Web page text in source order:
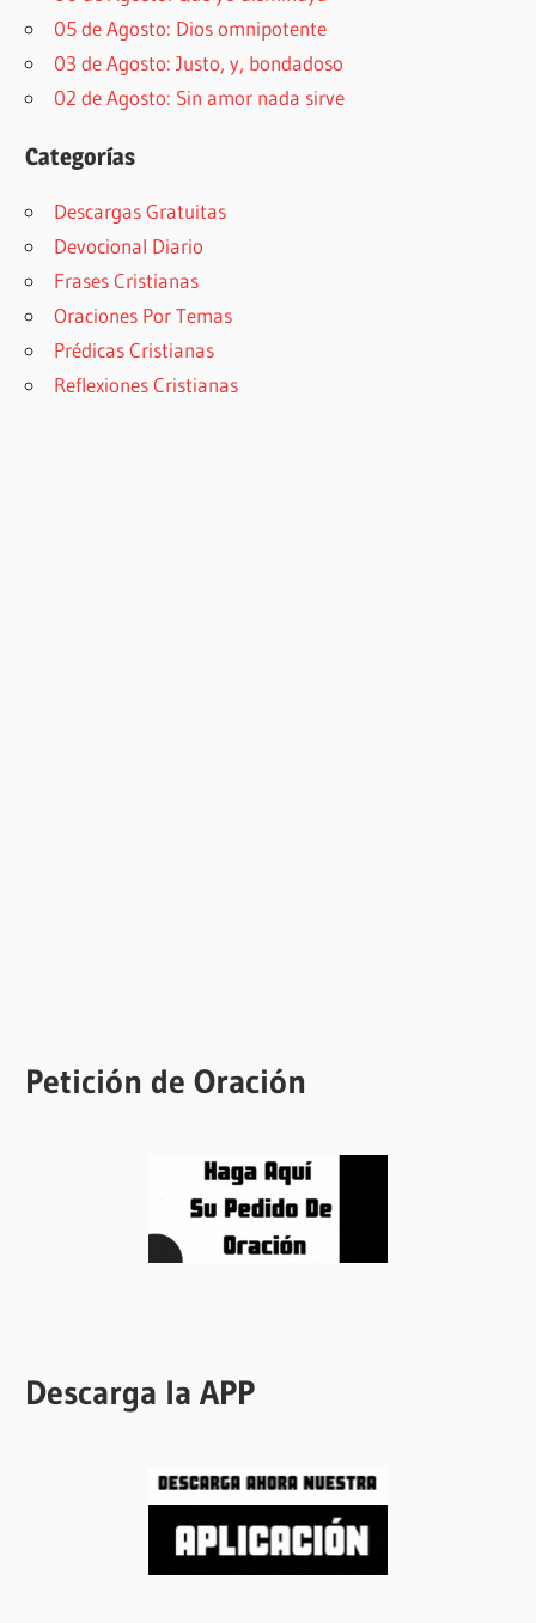
05 de Agosto: Dios omnipotente
03 de Agosto: Justo, y, bondadoso
02 de Agosto: Sin amor nada sirve
Categorías
Descargas Gratuitas
Devocional Diario
Frases Cristianas
Oraciones Por Temas
Prédicas Cristianas
Reflexiones Cristianas
Petición de Oración
Descarga la APP